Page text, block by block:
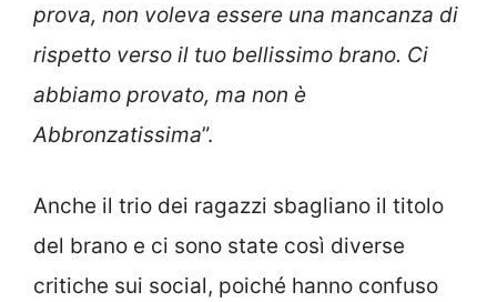
prova, non voleva essere una mancanza di
rispetto verso il tuo bellissimo brano. Ci
abbiamo provato, ma non è
Abbronzatissima”.
Anche il trio dei ragazzi sbagliano il titolo
del brano e ci sono state così diverse
critiche sui social, poiché hanno confuso